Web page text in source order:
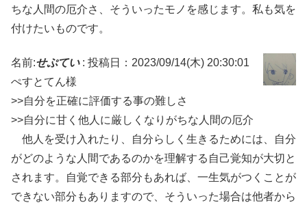
ちな人間の厄介さ、そういったモノを感じます。私も気を
付けたいものです。
名前:せぷてい: 投稿日：2023/09/14(木) 20:30:01
ぺすとてん様
>>自分を正確に評価する事の難しさ
>>自分に甘く他人に厳しくなりがちな人間の厄介
他人を受け入れたり、自分らしく生きるためには、自分
がどのような人間であるのかを理解する自己覚知が大切と
されます。自覚できる部分もあれば、一生気がつくことが
できない部分もありますので、そういった場合は他者から